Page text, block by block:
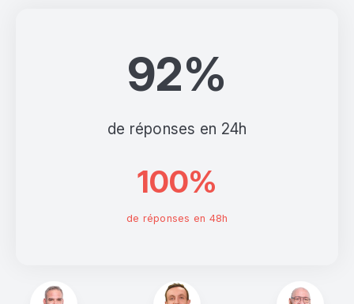
92%
de réponses en 24h
100%
de réponses en 48h